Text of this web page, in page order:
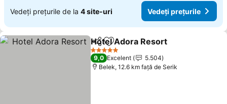
Vedeți prețurile de la 4 site-uri Vedeți prețurile
DistribuițiAdăugaţi la favorite
Hotel Adora Resort
5 Stele
9,0 Excelent
5.504
Belek, 12.6 km faţă de Serik